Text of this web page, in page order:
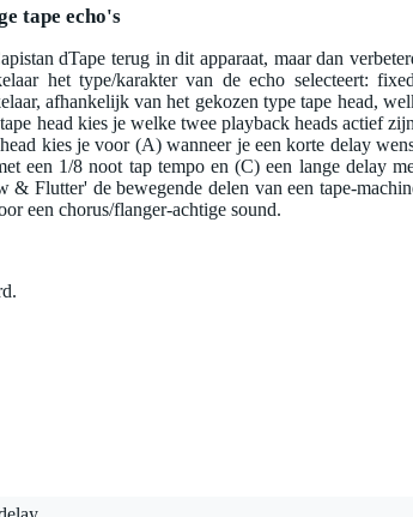
tape echo's
dTape terug in dit apparaat, maar dan
het type/karakter van de echo selecteert:
afhankelijk van het gekozen type tape head,
head kies je welke twee playback heads actief
kies je voor (A) wanneer je een korte delay
een 1/8 noot tap tempo en (C) een lange delay
& Flutter' de bewegende delen van een tape-
een chorus/flanger-achtige sound.